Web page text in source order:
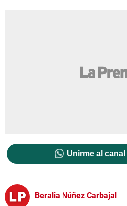
Unirme al
Beralia Núñez Carbajal